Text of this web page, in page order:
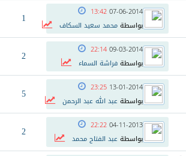
07-06-2014
13:42
بواسطةمحمد سعيد السكاف 1
09-03-2014
22:14
بواسطةفراشة السماء 2
13-01-2014
23:25
بواسطةعبد الله عبد الرحمن 5
04-11-2013
22:22
بواسطةعبد الفتاح محمد 2